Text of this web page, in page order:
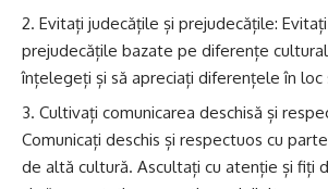
Evitați judecățile și prejudecățile:
prejudecățile bazate pe diferențe
înțelegeți și să apreciați diferențele în loc
Cultivați comunicarea deschisă și
Comunicați deschis și respectuos cu
de altă cultură. Ascultați cu atenție și fiți